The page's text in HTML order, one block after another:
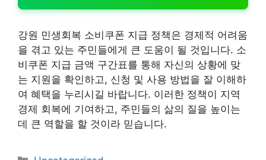
강원 민생회복 소비쿠폰 지급 정책은 경제적 어려움
을 겪고 있는 주민들에게 큰 도움이 될 것입니다. 소
비쿠폰 지급 금액 구간표를 통해 자신의 상황에 맞
는 지원을 확인하고, 신청 및 사용 방법을 잘 이해하
여 혜택을 누리시길 바랍니다. 이러한 정책이 지역
경제 회복에 기여하고, 주민들의 삶의 질을 높이는
데 큰 역할을 할 것이라 믿습니다.